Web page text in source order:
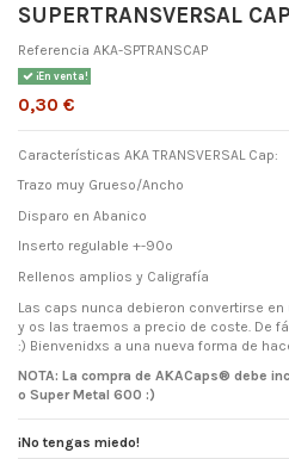
SUPERTRANSVERSAL
Referencia AKA-SPTRANSCAP
¡En venta!
0,30 €
Características AKA TRANSVERSAL Cap:
Trazo muy Grueso/Ancho
Disparo en Abanico
Inserto regulable +-90º
Rellenos amplios y Caligrafía
Las caps nunca debieron convertirse
y os las traemos a precio de coste. De
:) Bienvenidxs a una nueva forma de
NOTA: La compra de AKACaps® debe
o Super Metal 600 :)
¡No tengas miedo!